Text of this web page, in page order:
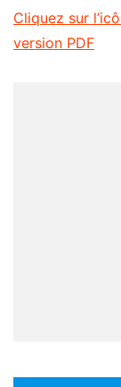
Cliquez sur
version PDF